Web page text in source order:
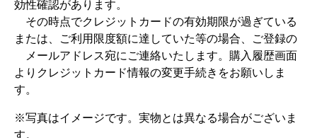
効性確認があります。
その時点でクレジットカードの有効期限が過ぎている
または、ご利用限度額に達していた等の場合、ご登録の
メールアドレス宛にご連絡いたします。購入履歴画面
よりクレジットカード情報の変更手続きをお願いしま
す。
※写真はイメージです。実物とは異なる場合がございま
す。